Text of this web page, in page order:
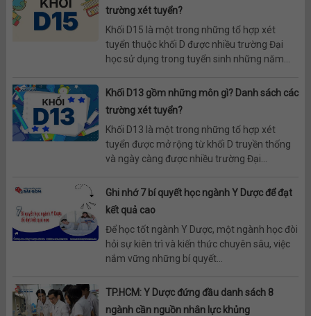
trường xét tuyển?
Khối D15 là một trong những tổ hợp xét
tuyển thuộc khối D được nhiều trường Đại
học sử dụng trong tuyển sinh những năm...
Khối D13 gồm những môn gì? Danh sách các
trường xét tuyển?
Khối D13 là một trong những tổ hợp xét
tuyển được mở rộng từ khối D truyền thống
và ngày càng được nhiều trường Đại...
Ghi nhớ 7 bí quyết học ngành Y Dược để đạt
kết quả cao
Để học tốt ngành Y Dược, một ngành học đòi
hỏi sự kiên trì và kiến thức chuyên sâu, việc
nắm vững những bí quyết...
TP.HCM: Y Dược đứng đầu danh sách 8
ngành cần nguồn nhân lực khủng